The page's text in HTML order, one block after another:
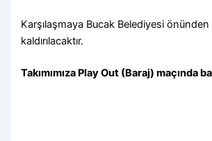
Karşılaşmaya Bucak Belediyesi
kaldırılacaktır.
Takımımıza Play Out (Baraj) maçında